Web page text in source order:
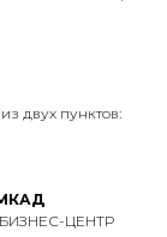
двух пунктов:
БИЗНЕС-ЦЕНТР